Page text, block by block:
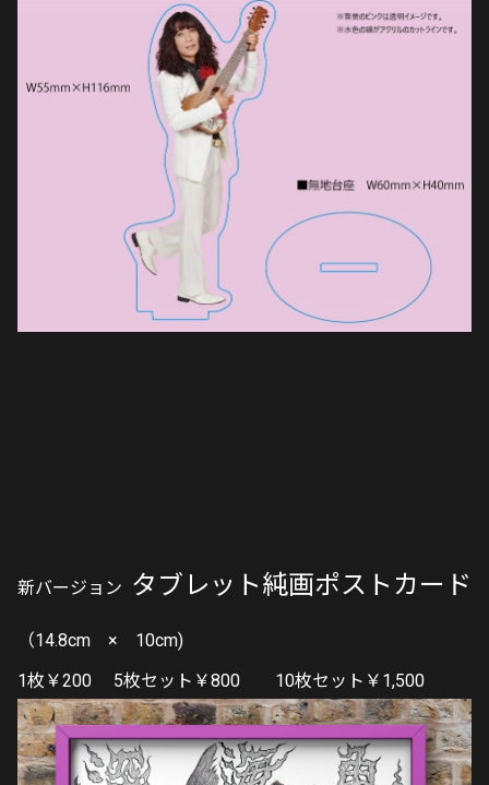
新バージョン タブレット純画ポストカード
（14.8cm × 10cm)
1枚￥200 5枚セット￥800 10枚セット￥1,500